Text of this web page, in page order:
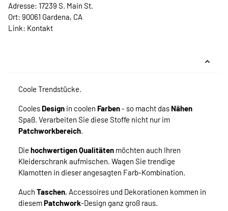
Adresse: 17239 S. Main St.
Ort: 90061 Gardena, CA
Link: Kontakt
Coole Trendstücke.
Cooles Design in coolen Farben- so macht das Nähen
Spaß. Verarbeiten Sie diese Stoffe nicht nur im
Patchworkbereich.
Die hochwertigen Qualitäten möchten auch Ihren
Kleiderschrank aufmischen. Wagen Sie trendige
Klamotten in dieser angesagten Farb-Kombination.
Auch Taschen, Accessoires und Dekorationen kommen in
diesemPatchwork-Design ganz groß raus.